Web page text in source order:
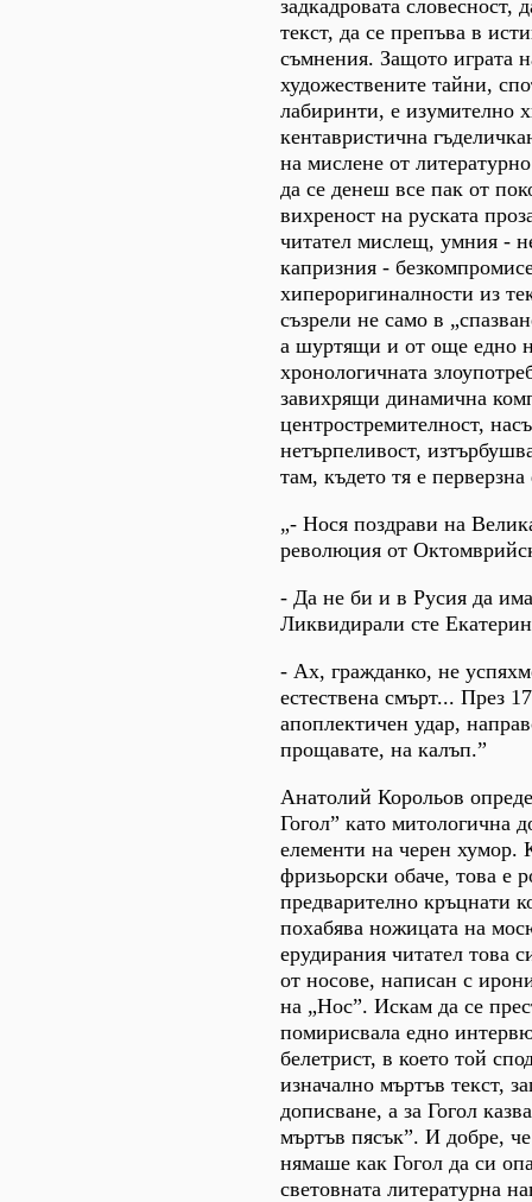
задкадровата словесност,
текст, да се препъва в
съмнения. Защото играта
художествените тайни,
лабиринти, е изумително
кентавристична
на мислене от
да се денеш все пак от
вихреност на руската
читател мислещ, умния -
капризния -
хипероригиналности из
съзрели не само в
а шуртящи и от още едно
хронологичната
завихрящи динамична
центростремителност,
нетърпеливост,
там, където тя е
„- Нося поздрави на
революция от
- Да не би и в Русия да
Ликвидирали сте
- Ах, гражданко, не
естествена смърт... През
апоплектичен удар,
прощавате, на калъп.”
Анатолий Корольов
Гогол” като митологична
елементи на черен хумор.
фризьорски обаче, това е
предварително кръцнати
похабява ножицата на
ерудирания читател това
от носове, написан с
на „Нос”. Искам да се
помирисвала едно
белетрист, в което той
изначално мъртъв текст,
дописване, а за Гогол
мъртъв пясък”. И добре,
нямаше как Гогол да си
световната литературна